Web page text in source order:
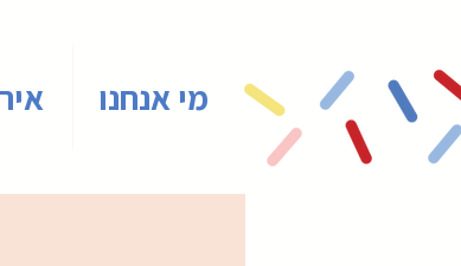
מי אנחנו